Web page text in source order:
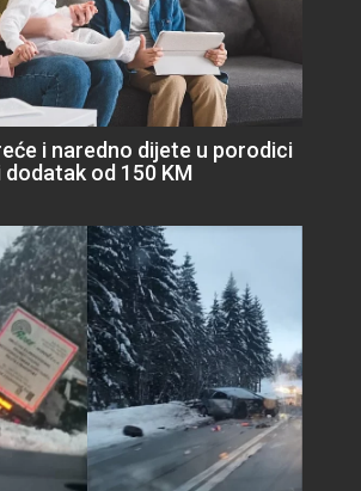
i naredno dijete u porodici
dodatak od 150 KM